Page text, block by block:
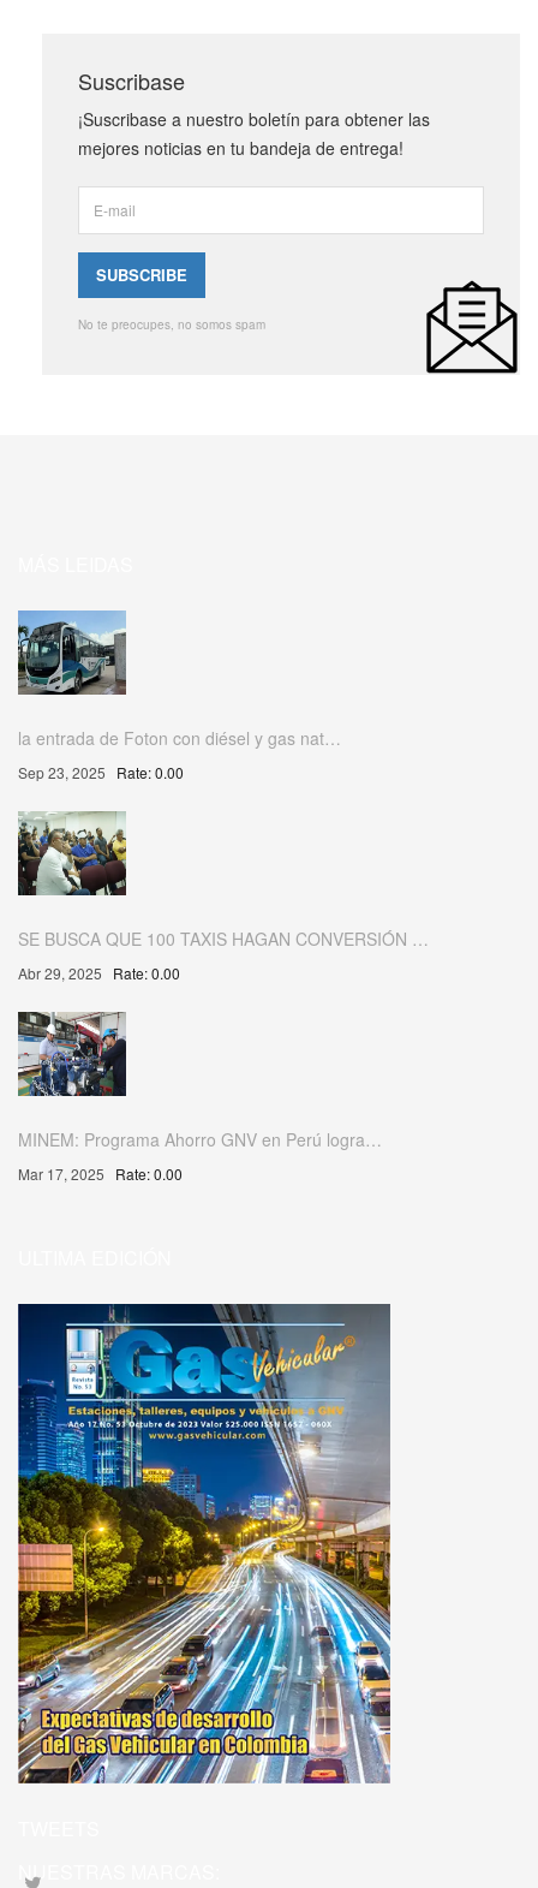
Suscribase
¡Suscribase a nuestro boletín para obtener las
mejores noticias en tu bandeja de entrega!
No te preocupes, no somos spam
la entrada de Foton con diésel y gas nat…
Sep 23, 2025 Rate: 0.00
SE BUSCA QUE 100 TAXIS HAGAN CONVERSIÓN …
Abr 29, 2025 Rate: 0.00
MINEM: Programa Ahorro GNV en Perú logra…
Mar 17, 2025 Rate: 0.00
NUESTRAS MARCAS: